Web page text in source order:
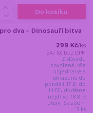
Do košíku
dva – Dinosauří bitva
299 Kč/ks
247 Kč bez DPH
Z důvodu
dovolené, vše
objednané a
uhrazené do
pondělí 17.8. do
11:00, dodáme
nejdříve 18.8. v
úterý. Skladem
5 ks